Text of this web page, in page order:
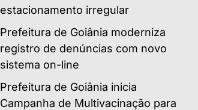
estacionamento irregular
Prefeitura de Goiânia moderniza
registro de denúncias com novo
sistema on-line
Prefeitura de Goiânia inicia
Campanha de Multivacinação para